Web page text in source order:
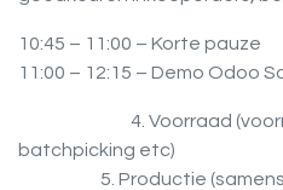
10:45 – 11:00 – Korte pauze
11:00 – 12:15 – Demo Odoo
4. Voorraad
batchpicking etc)
5. Productie